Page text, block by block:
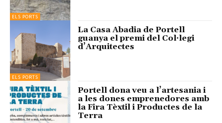
ELS PORTS
ELS PORTS
La Casa Abadia de Portell
guanya el premi del Col·legi
d’Arquitectes
Portell dona veu a l’artesania i
a les dones emprenedores amb
la Fira Tèxtil i Productes de la
Terra